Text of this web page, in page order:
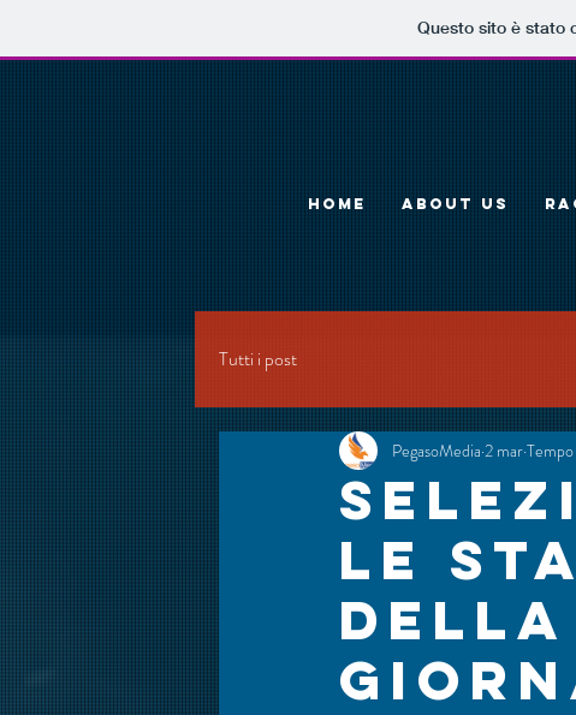
Questo sito è stato
HOME ABOUT US
Tutti i post
le
della
PegasoMedia 2 mar